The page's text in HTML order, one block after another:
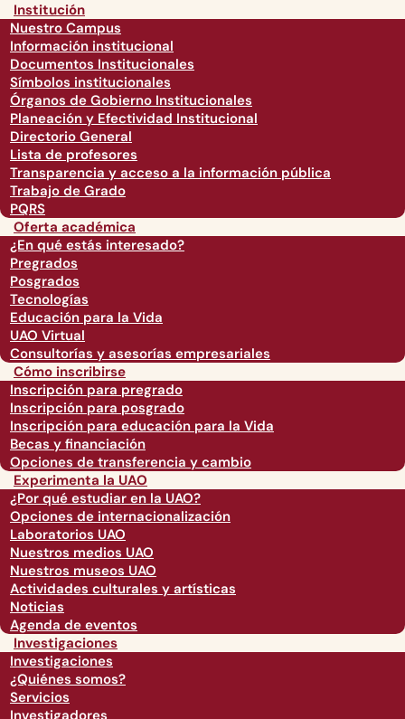
Institución
Nuestro Campus
Información institucional
Documentos Institucionales
Símbolos institucionales
Órganos de Gobierno Institucionales
Planeación y Efectividad Institucional
Directorio General
Lista de profesores
Transparencia y acceso a la información pública
Trabajo de Grado
PQRS
Oferta académica
¿En qué estás interesado?
Pregrados
Posgrados
Tecnologías
Educación para la Vida
UAO Virtual
Consultorías y asesorías empresariales
Cómo inscribirse
Inscripción para pregrado
Inscripción para posgrado
Inscripción para educación para la Vida
Becas y financiación
Opciones de transferencia y cambio
Experimenta la UAO
¿Por qué estudiar en la UAO?
Opciones de internacionalización
Laboratorios UAO
Nuestros medios UAO
Nuestros museos UAO
Actividades culturales y artísticas
Noticias
Agenda de eventos
Investigaciones
Investigaciones
¿Quiénes somos?
Servicios
Investigadores